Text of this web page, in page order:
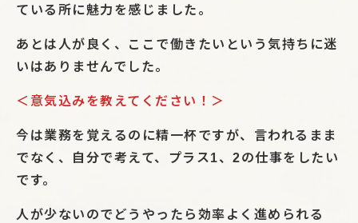
ている所に魅力を感じました。
あとは人が良く、ここで働きたいという気持ちに迷
いはありませんでした。
＜意気込みを教えてください！＞
今は業務を覚えるのに精一杯ですが、言われるまま
でなく、自分で考えて、プラス1、2の仕事をしたい
です。
人が少ないのでどうやったら効率よく進められる